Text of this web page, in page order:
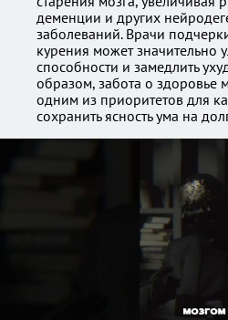
деменции и других
заболеваний. Врачи
курения может значительно
способности и замедлить
образом, забота о здоровье
одним из приоритетов для
сохранить ясность ума на